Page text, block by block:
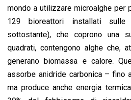
mondo a utilizzare microalghe per
129 bioreattori installati
sottostante), che coprono una
quadrati, contengono alghe che,
generano biomassa e calore.
assorbe anidride carbonica – fino
ma produce anche energia